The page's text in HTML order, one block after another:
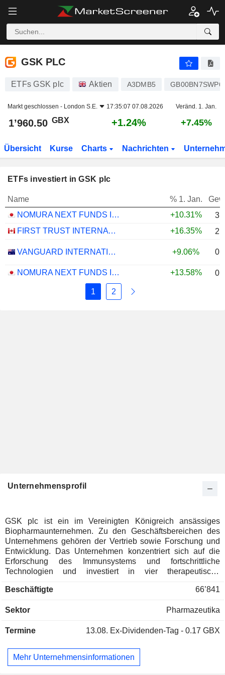
GSK PLC
GSK PLC
ETFs GSK plc Aktien A3DMB5
Markt geschlossen - London S.E. 17:35:07 07.08.2026 Veränd. 1. Jan.
1’960.50 GBX +1.24% +7.45%
Übersicht Kurse Charts Nachrichten
ETFs investiert in GSK plc
Name % 1. Jan.
NOMURA NEXT FUNDS INTERNATIONAL EQUITY MSCI-KOKUSAI (YEN-HEDGED) ETF - JPY
+10.31%
FIRST TRUST INTERNATIONAL CAPITAL STRENGTH ETF - CAD
+16.35%
VANGUARD INTERNATIONAL EQUITY INDEX FUNDS - VANGUARD FTSE ALL-WORLD EX-US ETF +9.06%
NOMURA NEXT FUNDS INTERNATIONAL EQUITY MSCI-KOKUSAI (UNHEDGED) ETF - JPY +13.58%
1 2
Unternehmensprofil
GSK plc ist ein im Vereinigten Königreich ansässiges
Biopharmaunternehmen. Zu den Geschäftsbereichen des
Unternehmens gehören der Vertrieb sowie Forschung und
Entwicklung. Das Unternehmen konzentriert sich auf die
Erforschung des Immunsystems und fortschrittliche
Technologien und investiert in vier therapeutische
Entzündungen; Onkologie; das humane Immundefizienz-
Spezialmedikamente dienen der Vorbeugung und
bis hin zu Autoimmunerkrankungen wie Lupus. Zu den
und chronisch obstruktive Lungenerkrankung (COPD) sowie
Antibiotika. Das Portfolio umfasst zudem Efimosfermin, ein
Beschäftigte 66’841
Sektor Pharmazeutika
Termine 13.08. Ex-Dividenden-Tag - 0.17 GBX
Mehr Unternehmensinformationen